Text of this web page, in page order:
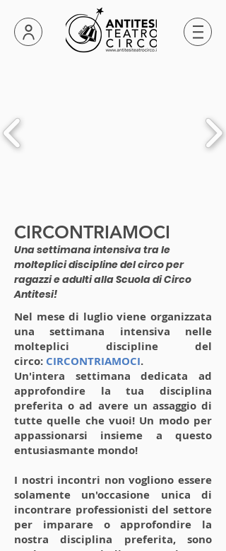
CIRCONTRIAMOCI
Una settimana intensiva tra le
molteplici discipline del circo per
ragazzi e adulti alla Scuola di Circo
Antitesi!
Nel mese di luglioviene organizzata
una settimana intensiva nelle
molteplici discipline del
circo: CIRCONTRIAMOCI.
Un'intera settimana dedicata ad
approfondire la tua disciplina
preferita o ad avere un assaggio di
tutte quelle che vuoi! Un modo per
appassionarsi insieme a questo
entusiasmante mondo!
I nostri incontri non vogliono essere
solamente un'occasione unica di
incontrare professionisti del settore
per imparare o approfondire la
nostra disciplina preferita, sono